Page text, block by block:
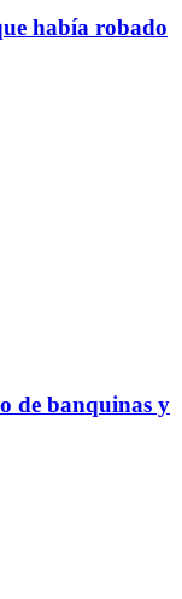
había robado
de banquinas y